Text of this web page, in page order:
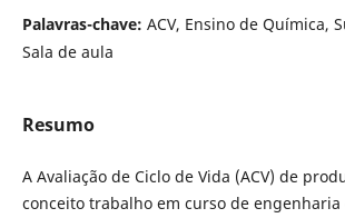
Palavras-chave: ACV, Ensino de Química,
Sala de aula
Resumo
A Avaliação de Ciclo de Vida (ACV) de
conceito trabalho em curso de